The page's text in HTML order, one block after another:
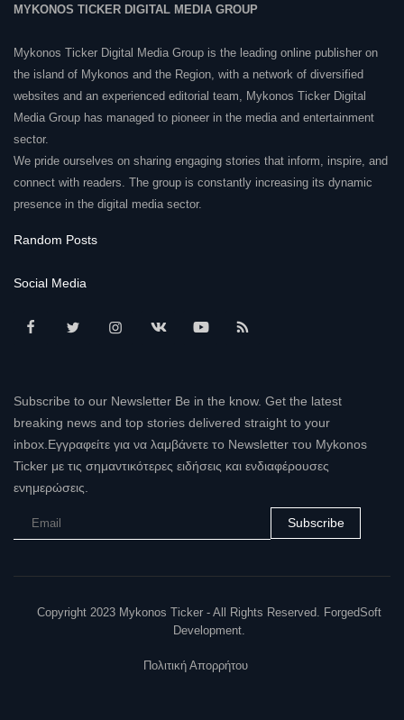
MYKONOS TICKER DIGITAL MEDIA GROUP
Mykonos Ticker Digital Media Group is the leading online publisher on
the island of Mykonos and the Region, with a network of diversified
websites and an experienced editorial team, Mykonos Ticker Digital
Media Group has managed to pioneer in the media and entertainment
sector.
We pride ourselves on sharing engaging stories that inform, inspire, and
connect with readers. The group is constantly increasing its dynamic
presence in the digital media sector.
Random Posts
Social Media
Subscribe to our Newsletter Be in the know. Get the latest
breaking news and top stories delivered straight to your
inbox.Εγγραφείτε για να λαμβάνετε το Newsletter του Mykonos
Ticker με τις σημαντικότερες ειδήσεις και ενδιαφέρουσες
ενημερώσεις.
Subscribe
Copyright 2023 Mykonos Ticker - All Rights Reserved. ForgedSoft
Development.
Πολιτική Απορρήτου